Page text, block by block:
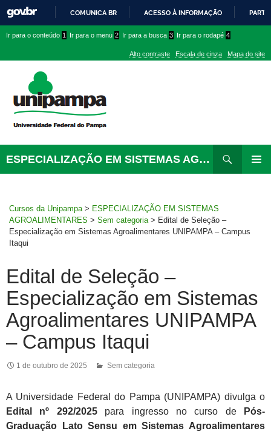
PARA
CONTEÚDO
COMUNICA BR ACESSO À INFORMAÇÃO
conteúdo
menu
superior
menu
Ir para o conteúdo 1 Ir para o menu 2 Ir para a busca 3 Ir para o rodapé 4
Alto contraste Escala de cinza Mapa do site
ESPECIALIZAÇÃO EM SISTEMAS AGROALIMENTARES
para
Cursos da Unipampa > ESPECIALIZAÇÃO EM SISTEMAS
AGROALIMENTARES > Sem categoria > Edital de Seleção –
Especialização em Sistemas Agroalimentares UNIPAMPA – Campus
Itaqui
Edital de Seleção –
Especialização em Sistemas
Agroalimentares UNIPAMPA
– Campus Itaqui
1 de outubro de 2025 Sem categoria
A Universidade Federal do Pampa (UNIPAMPA) divulga o
Edital nº 292/2025para ingresso no curso de
Pós-
Graduação Lato Sensu em Sistemas Agroalimentares